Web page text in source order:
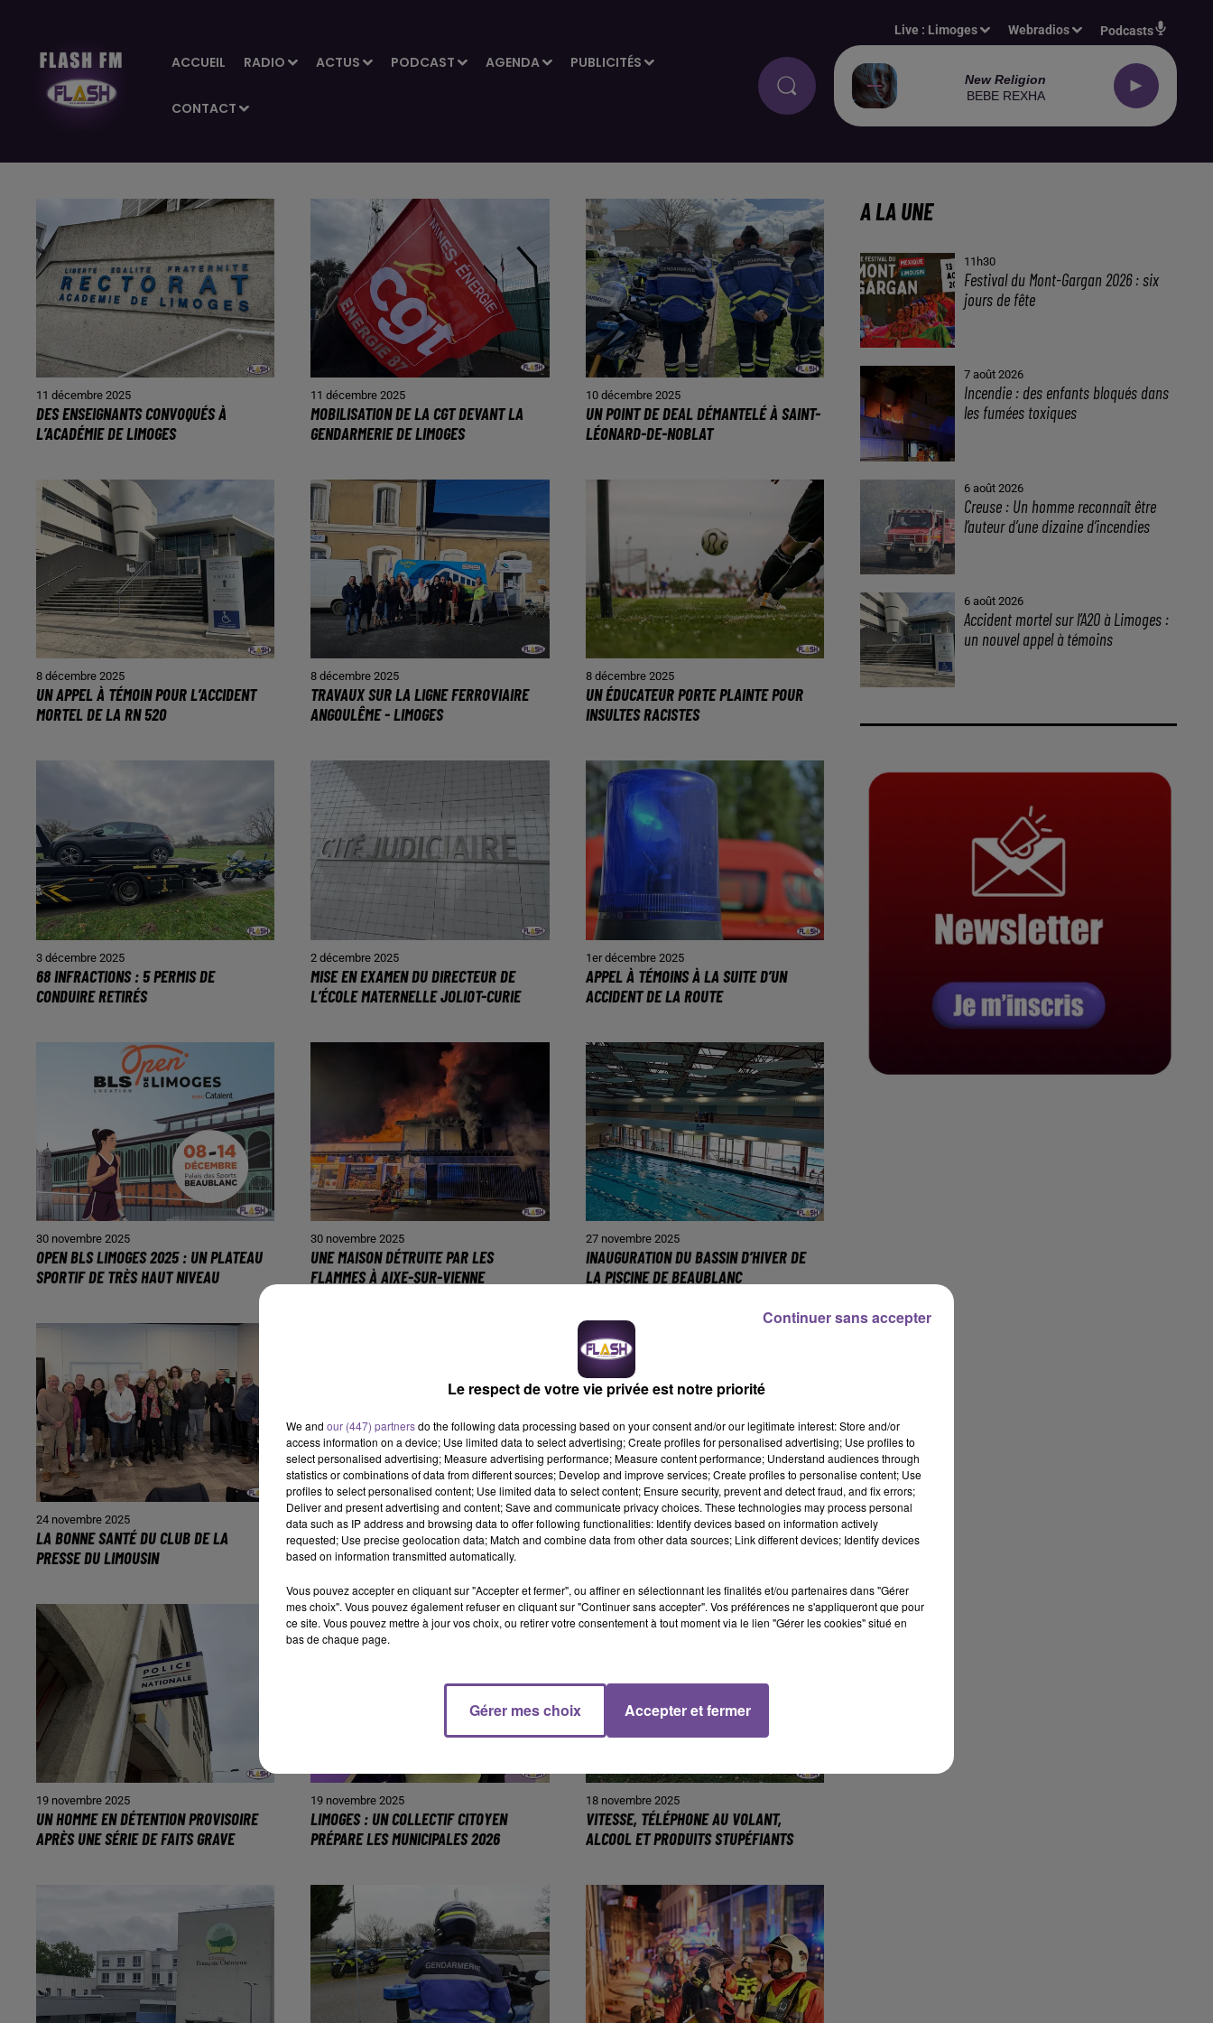
ACCUEIL RADIO ACTUS PODCAST AGENDA PUBLICITÉS
CONTACT
Live : Limoges Webradios Podcasts
New Religion
BEBE REXHA
11 décembre 2025
DES ENSEIGNANTS CONVOQUÉS À
L’ACADÉMIE DE LIMOGES
11 décembre 2025
MOBILISATION DE LA CGT DEVANT LA
GENDARMERIE DE LIMOGES
10 décembre 2025
UN POINT DE DEAL DÉMANTELÉ À SAINT-
LÉONARD-DE-NOBLAT
8 décembre 2025
UN APPEL À TÉMOIN POUR L’ACCIDENT
MORTEL DE LA RN 520
8 décembre 2025
TRAVAUX SUR LA LIGNE FERROVIAIRE
ANGOULÊME - LIMOGES
8 décembre 2025
UN ÉDUCATEUR PORTE PLAINTE POUR
INSULTES RACISTES
3 décembre 2025
68 INFRACTIONS : 5 PERMIS DE
CONDUIRE RETIRÉS
2 décembre 2025
MISE EN EXAMEN DU DIRECTEUR DE
L’ÉCOLE MATERNELLE JOLIOT-CURIE
1er décembre 2025
APPEL À TÉMOINS À LA SUITE D’UN
ACCIDENT DE LA ROUTE
30 novembre 2025
OPEN BLS LIMOGES 2025 : UN PLATEAU
SPORTIF DE TRÈS HAUT NIVEAU
30 novembre 2025
UNE MAISON DÉTRUITE PAR LES
FLAMMES À AIXE-SUR-VIENNE
27 novembre 2025
INAUGURATION DU BASSIN D’HIVER DE
LA PISCINE DE BEAUBLANC
24 novembre 2025
LA BONNE SANTÉ DU CLUB DE LA
PRESSE DU LIMOUSIN
22 novembre 2025
LIMOUSIN : VIGILANCE ORANGE NEIGE -
VERGLAS
20 novembre 2025
SAINT-JUNIEN : DÉMANTÈLEMENT D’UN
19 novembre 2025
UN HOMME EN DÉTENTION PROVISOIRE
APRÈS UNE SÉRIE DE FAITS GRAVE
19 novembre 2025
LIMOGES : UN COLLECTIF CITOYEN
PRÉPARE LES MUNICIPALES 2026
18 novembre 2025
VITESSE, TÉLÉPHONE AU VOLANT,
ALCOOL ET PRODUITS STUPÉFIANTS
A LA UNE
11h30
Festival du Mont-Gargan 2026 : six
jours de fête
7 août 2026
Incendie : des enfants bloqués dans
les fumées toxiques
6 août 2026
Creuse : Un homme reconnaît être
l’auteur d’une dizaine d’incendies
6 août 2026
Accident mortel sur l’A20 à Limoges :
un nouvel appel à témoins
Le respect de votre vie privée est notre priorité
We and our (447) partnersdo the following data processing based on your consent and/or our legitimate interest: Store and/or
access information on a device; Use limited data to select advertising; Create profiles for personalised advertising; Use profiles to
select personalised advertising; Measure advertising performance; Measure content performance; Understand audiences through
statistics or combinations of data from different sources; Develop and improve services; Create profiles to personalise content; Use
profiles to select personalised content; Use limited data to select content; Ensure security, prevent and detect fraud, and fix errors;
Deliver and present advertising and content; Save and communicate privacy choices. These technologies may process personal
data such as IP address and browsing data to offer following functionalities: Identify devices based on information actively
requested; Use precise geolocation data; Match and combine data from other data sources; Link different devices; Identify devices
based on information transmitted automatically.
Vous pouvez accepter en cliquant sur "Accepter et fermer", ou affiner en sélectionnant les finalités et/ou partenaires dans "Gérer
mes choix". Vous pouvez également refuser en cliquant sur "Continuer sans accepter". Vos préférences ne s'appliqueront que pour
ce site. Vous pouvez mettre à jour vos choix, ou retirer votre consentement à tout moment via le lien "Gérer les cookies" situé en
bas de chaque page.
Gérer mes choix Accepter et fermer
Continuer sans accepter